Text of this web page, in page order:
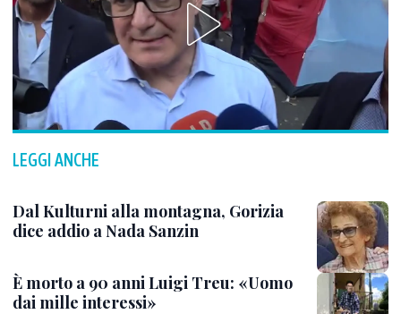
LEGGI ANCHE
Dal Kulturni alla montagna, Gorizia
dice addio a Nada Sanzin
È morto a 90 anni Luigi Treu: «Uomo
dai mille interessi»